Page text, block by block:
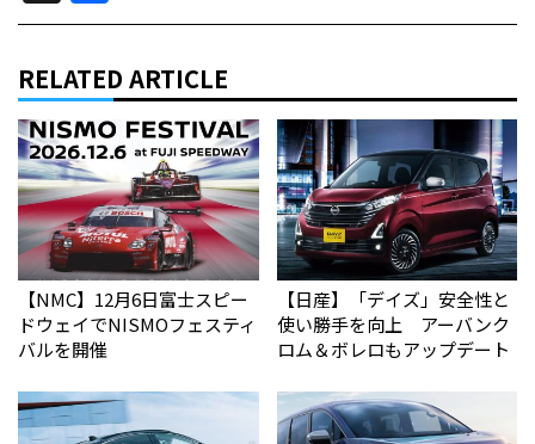
RELATED ARTICLE
【NMC】12月6日富士スピー
ドウェイでNISMOフェスティ
バルを開催
【日産】「デイズ」安全性と
使い勝手を向上 アーバンク
ロム＆ボレロもアップデート